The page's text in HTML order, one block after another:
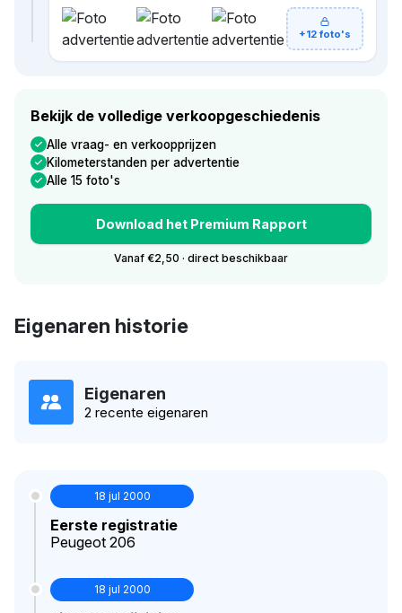
+12 foto's
Bekijk de volledige verkoopgeschiedenis
Alle vraag- en verkoopprijzen
Kilometerstanden per advertentie
Alle 15 foto's
Download het Premium Rapport
Vanaf €2,50 · direct beschikbaar
Eigenaren historie
Eigenaren
2 recente eigenaren
18 jul 2000
Eerste registratie
Peugeot 206
18 jul 2000